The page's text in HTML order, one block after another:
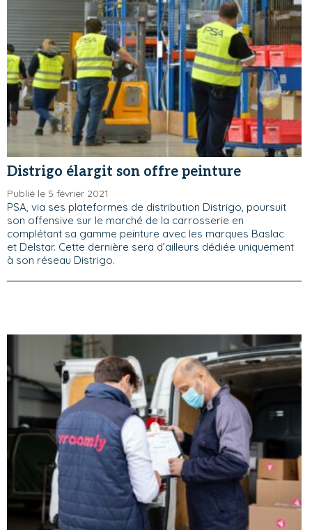
Distrigo élargit son offre peinture
Publié le 5 février 2021
PSA, via ses plateformes de distribution Distrigo, poursuit
son offensive sur le marché de la carrosserie en
complétant sa gamme peinture avec les marques Baslac
et Delstar. Cette dernière sera d’ailleurs dédiée uniquement
à son réseau Distrigo.